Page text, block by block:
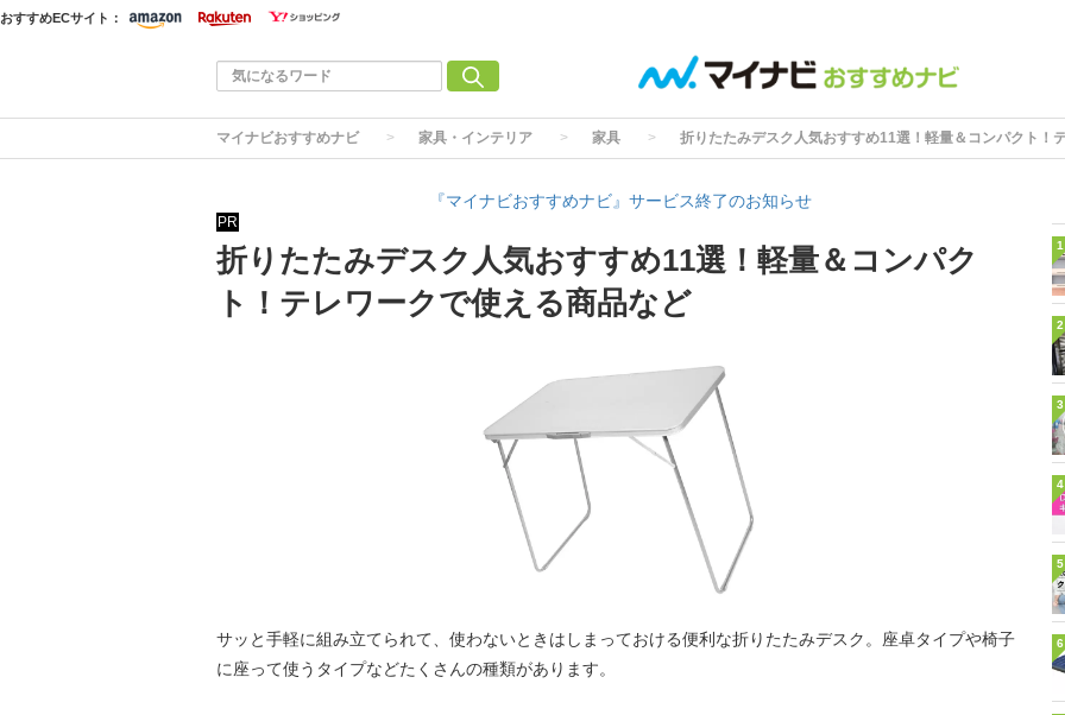
おすすめECサイト：
マイナビおすすめナビ 家具・インテリア 家具 折りたたみデスク人気おすすめ11選！軽量＆コンパクト！
『マイナビおすすめナビ』サービス終了のお知らせ
PR
折りたたみデスク人気おすすめ11選！軽量＆コンパク
ト！テレワークで使える商品など
サッと手軽に組み立てられて、使わないときはしまっておける便利な折りたたみデスク。座卓タイプや椅子
に座って使うタイプなどたくさんの種類があります。
1
2
3
4
5
6